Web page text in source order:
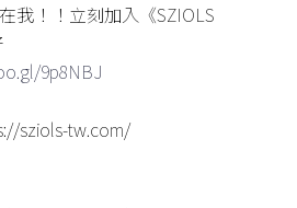
我！！立刻加入《SZIOLS
9p8NBJ
sziols-tw.com/